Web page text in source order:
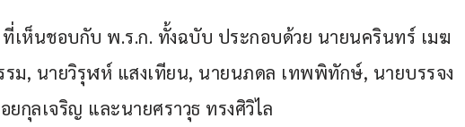
ที่เห็นชอบกับ พ.ร.ก. ทั้งฉบับ ประกอบด้วย นายนครินทร์ เมฆ
รม, นายวิรุฬห์ แสงเทียน, นายนภดล เทพพิทักษ์, นายบรรจง
กุลเจริญ และนายศราวุธ ทรงศิวิไล